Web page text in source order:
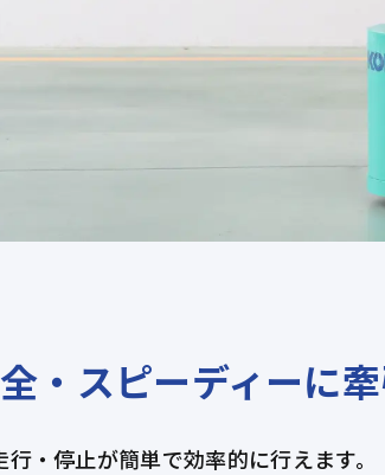
・スピーディーに牽
・停止が簡単で効率的に行えます。